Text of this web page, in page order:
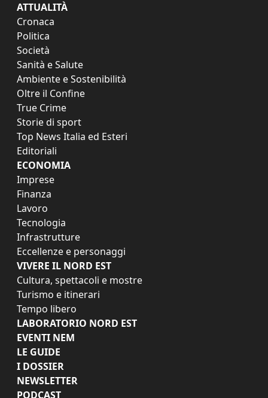
ATTUALITÀ
Cronaca
Politica
Società
Sanità e Salute
Ambiente e Sostenibilità
Oltre il Confine
True Crime
Storie di sport
Top News Italia ed Esteri
Editoriali
ECONOMIA
Imprese
Finanza
Lavoro
Tecnologia
Infrastrutture
Eccellenze e personaggi
VIVERE IL NORD EST
Cultura, spettacoli e mostre
Turismo e itinerari
Tempo libero
LABORATORIO NORD EST
EVENTI NEM
LE GUIDE
I DOSSIER
NEWSLETTER
PODCAST